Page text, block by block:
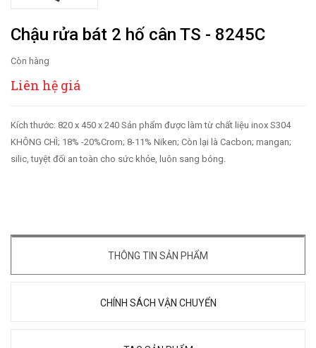
Chậu rửa bát 2 hố cân TS - 8245C
Còn hàng
Liên hệ giá
Kích thước: 820 x 450 x 240 Sản phẩm được làm từ chất liệu inox S304
KHÔNG CHÌ; 18% -20%Crom; 8-11% Niken; Còn lại là Cacbon; mangan;
silic, tuyệt đối an toàn cho sức khỏe, luôn sang bóng.
THÔNG TIN SẢN PHẨM
CHÍNH SÁCH VẬN CHUYỂN